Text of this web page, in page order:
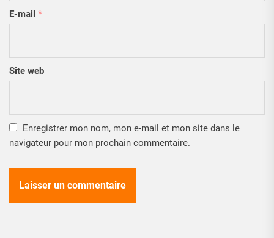
E-mail *
Site web
Enregistrer mon nom, mon e-mail et mon site dans le
navigateur pour mon prochain commentaire.